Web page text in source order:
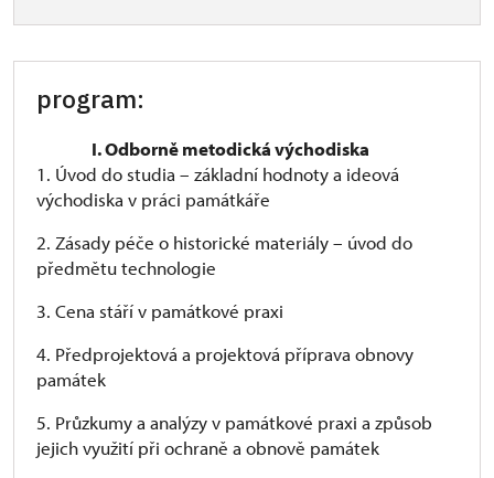
program:
I. Odborně metodická východiska
1. Úvod do studia – základní hodnoty a ideová
východiska v práci památkáře
2. Zásady péče o historické materiály – úvod do
předmětu technologie
3. Cena stáří v památkové praxi
4. Předprojektová a projektová příprava obnovy
památek
5. Průzkumy a analýzy v památkové praxi a způsob
jejich využití při ochraně a obnově památek